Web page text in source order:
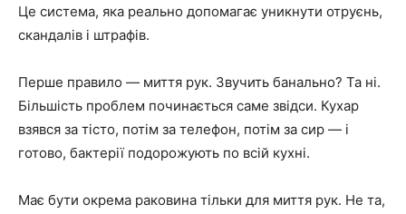
Це система, яка реально допомагає уникнути отруєнь,
скандалів і штрафів.
Перше правило — миття рук. Звучить банально? Та ні.
Більшість проблем починається саме звідси. Кухар
взявся за тісто, потім за телефон, потім за сир — і
готово, бактерії подорожують по всій кухні.
Має бути окрема раковина тільки для миття рук. Не та,